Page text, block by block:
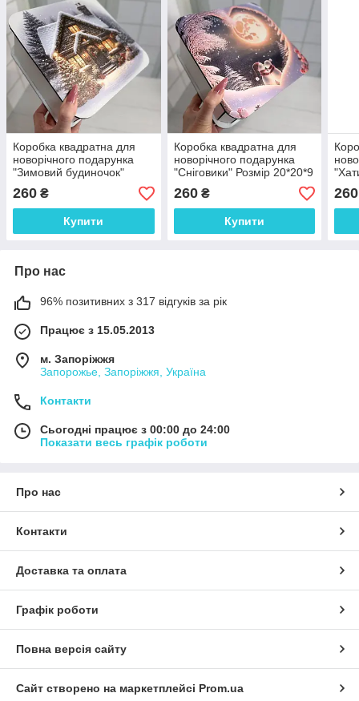
Коробка квадратна для
новорічного подарунка
"Зимовий будиночок"
Розмір 20*20*9 см
260 ₴
Купити
Коробка квадратна для
новорічного подарунка
"Сніговики" Розмір 20*20*9
см
260₴
Купити
см
260
Про нас
96% позитивних з 317 відгуків за рік
Працює з 15.05.2013
м. Запоріжжя
Запорожье, Запоріжжя, Україна
Контакти
Сьогодні працює з 00:00 до 24:00
Показати весь графік роботи
Про нас
Контакти
Доставка та оплата
Графік роботи
Повна версія сайту
Сайт створено на маркетплейсі Prom.ua